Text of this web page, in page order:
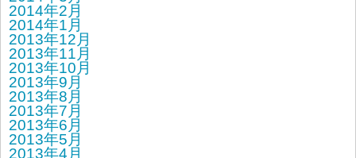
2014年2月
2014年1月
2013年12月
2013年11月
2013年10月
2013年9月
2013年8月
2013年7月
2013年6月
2013年5月
2013年4月